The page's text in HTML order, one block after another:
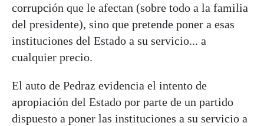
corrupción que le afectan (sobre todo a la familia
del presidente), sino que pretende poner a esas
instituciones del Estado a su servicio... a
cualquier precio.
El auto de Pedraz evidencia el intento de
apropiación del Estado por parte de un partido
dispuesto a poner las instituciones a su servicio a